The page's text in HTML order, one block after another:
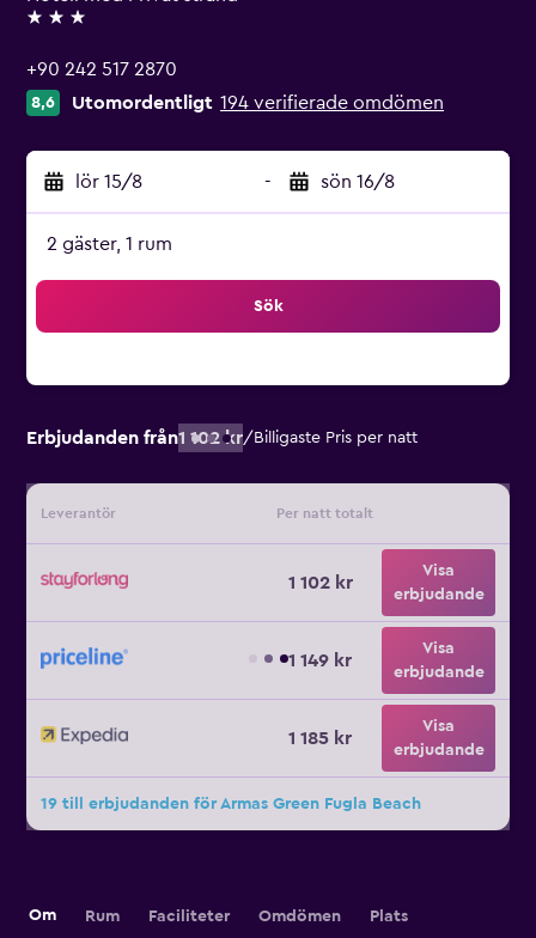
3 stjärnor
+90 242 517 2870
8,6 Utomordentligt 194 verifierade omdömen
lör 15/8 - sön 16/8
2 gäster, 1 rum
Sök
Erbjudanden från1 102 kr/ Billigaste Pris per natt
Leverantör Per natt totalt
1 102 kr
Visa
erbjudande
1 149 kr
Visa
erbjudande
1 185 kr
Visa
erbjudande
19 till erbjudanden för Armas Green Fugla Beach
Om Rum Faciliteter Omdömen Plats